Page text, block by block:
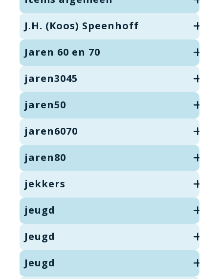
J.H. (Koos) Speenhoff
Jaren 60 en 70
jaren3045
jaren50
jaren6070
jaren80
jekkers
jeugd
Jeugd
Jeugd